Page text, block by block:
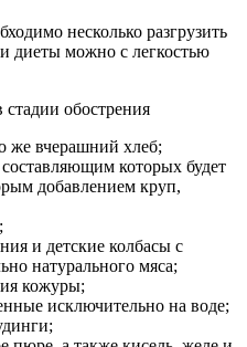
несколько разгрузить
диеты можно с легкостью
же вчерашний хлеб;
которых будет
добавлением круп,
и детские колбасы с
натурального мяса;
кожуры;
исключительно на воде;